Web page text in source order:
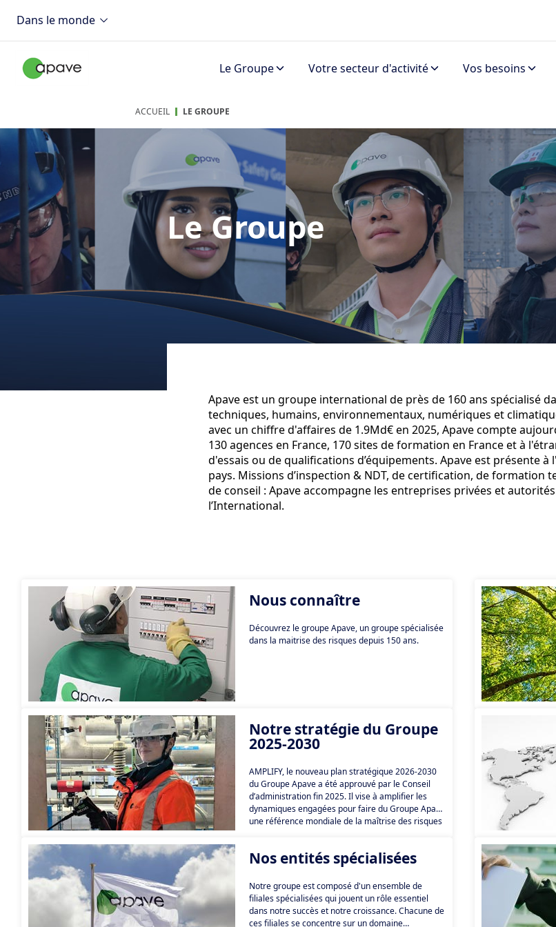
Dans le monde
Le Groupe Votre secteur d'activité Vos besoins
ACCUEIL LE GROUPE
Le Groupe
Apave est un groupe international de près de 160 ans spécialisé
techniques, humains, environnementaux, numériques et
avec un chiffre d'affaires de 1.9Md€ en 2025, Apave compte
130 agences en France, 170 sites de formation en France et à
d'essais ou de qualifications d’équipements. Apave est présente
pays. Missions d’inspection & NDT, de certification, de formation
de conseil : Apave accompagne les entreprises privées et
l’International.
Nous connaître
Découvrez le groupe Apave, un groupe spécialisée
dans la maitrise des risques depuis 150 ans.
Notre stratégie du Groupe
2025-2030
AMPLIFY, le nouveau plan stratégique 2026-2030
du Groupe Apave a été approuvé par le Conseil
d’administration fin 2025. Il vise à amplifier les
dynamiques engagées pour faire du Groupe Apave
une référence mondiale de la maîtrise des risques
Nos entités spécialisées
Notre groupe est composé d'un ensemble de
filiales spécialisées qui jouent un rôle essentiel
dans notre succès et notre croissance. Chacune de
ces filiales se concentre sur un domaine